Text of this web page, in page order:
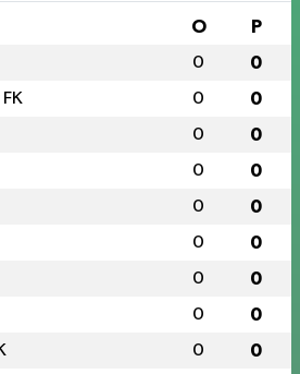
O P
0 0
0 0
0 0
0 0
0 0
0 0
0 0
0 0
0 0